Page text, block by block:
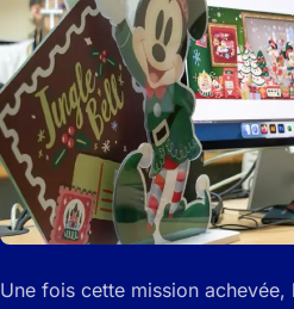
Une fois cette mission